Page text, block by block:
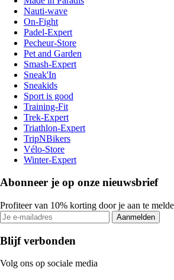
Nauti-wave
On-Fight
Padel-Expert
Pecheur-Store
Pet and Garden
Smash-Expert
Sneak'In
Sneakids
Sport is good
Training-Fit
Trek-Expert
Triathlon-Expert
TripNBikers
Vélo-Store
Winter-Expert
Abonneer je op onze nieuwsbrief
Profiteer van 10% korting door je aan te
Aanmelden
Blijf verbonden
Volg ons op sociale media